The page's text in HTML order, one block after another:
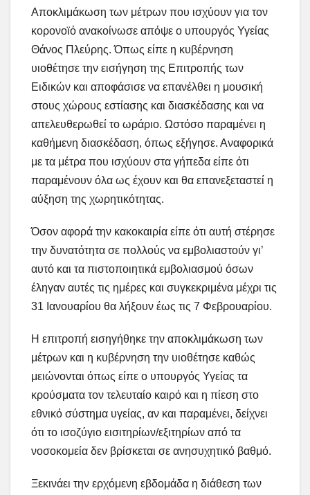
Αποκλιμάκωση των μέτρων που ισχύουν για τον
κορονοϊό ανακοίνωσε απόψε ο υπουργός Υγείας
Θάνος Πλεύρης. Όπως είπε η κυβέρνηση
υιοθέτησε την εισήγηση της Επιτροπής των
Ειδικών και αποφάσισε να επανέλθει η μουσική
στους χώρους εστίασης και διασκέδασης και να
απελευθερωθεί το ωράριο. Ωστόσο παραμένει η
καθήμενη διασκέδαση, όπως εξήγησε. Αναφορικά
με τα μέτρα που ισχύουν στα γήπεδα είπε ότι
παραμένουν όλα ως έχουν και θα επανεξεταστεί η
αύξηση της χωρητικότητας.
Όσον αφορά την κακοκαιρία είπε ότι αυτή στέρησε
την δυνατότητα σε πολλούς να εμβολιαστούν γι’
αυτό και τα πιστοποιητικά εμβολιασμού όσων
έληγαν αυτές τις ημέρες και συγκεκριμένα μέχρι τις
31 Ιανουαρίου θα λήξουν έως τις 7 Φεβρουαρίου.
Η επιτροπή εισηγήθηκε την αποκλιμάκωση των
μέτρων και η κυβέρνηση την υιοθέτησε καθώς
μειώνονται όπως είπε ο υπουργός Υγείας τα
κρούσματα τον τελευταίο καιρό και η πίεση στο
εθνικό σύστημα υγείας, αν και παραμένει, δείχνει
ότι το ισοζύγιο εισιτηρίων/εξιτηρίων από τα
νοσοκομεία δεν βρίσκεται σε ανησυχητικό βαθμό.
Ξεκινάει την ερχόμενη εβδομάδα η διάθεση των